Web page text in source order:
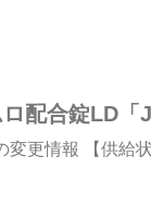
ロ配合錠LD
変更情報 【供給